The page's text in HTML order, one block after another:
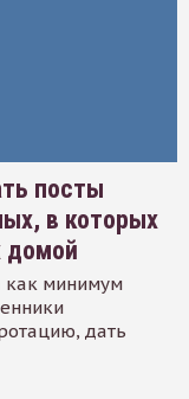
посты
в которых
домой
как минимум
дать